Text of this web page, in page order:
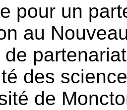
pour un
au
de
des
de